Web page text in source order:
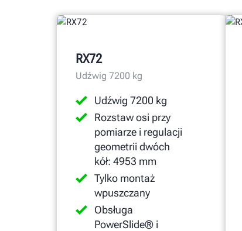
RX72
Udźwig 7200 kg
Udźwig 7200 kg
Rozstaw osi przy
pomiarze i regulacji
geometrii dwóch
kół: 4953 mm
Tylko montaż
wpuszczany
Obsługa
PowerSlide® i